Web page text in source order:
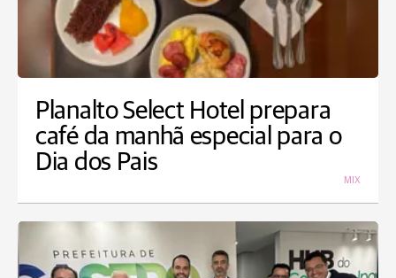
Planalto Select Hotel prepara
café da manhã especial para o
Dia dos Pais
MIX